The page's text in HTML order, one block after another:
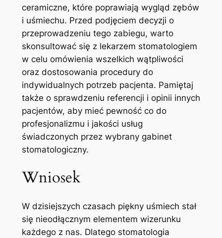
ceramiczne, które poprawiają wygląd zębów
⁢i uśmiechu. Przed podjęciem decyzji o
przeprowadzeniu tego⁤ zabiegu, warto
skonsultować się z lekarzem stomatologiem
w celu omówienia wszelkich wątpliwości
oraz dostosowania procedury⁤ do
⁢indywidualnych potrzeb​ pacjenta. Pamiętaj
także o sprawdzeniu⁣ referencji⁣ i opinii innych
pacjentów, aby ‌mieć pewność co ‍do
profesjonalizmu i jakości usług
świadczonych przez‍ wybrany gabinet
stomatologiczny.
Wniosek
W​ dzisiejszych czasach piękny​ uśmiech stał
się nieodłącznym elementem wizerunku
każdego z nas.‍ Dlatego stomatologia